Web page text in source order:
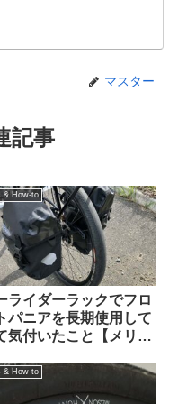
マスター
記事
& How-to
ライダーラックでフロ
パニアを長期使用して
気付いたこと【メリッ
& How-to